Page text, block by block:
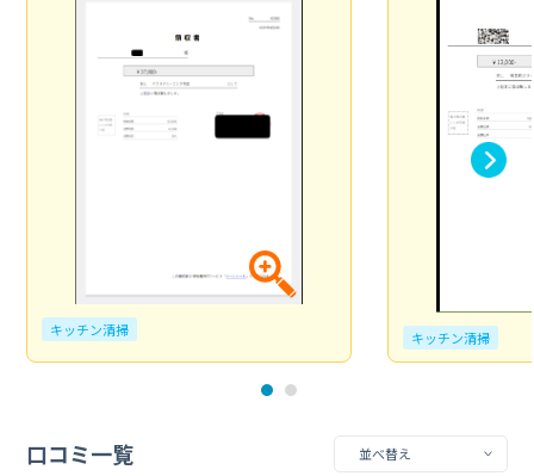
キッチン清掃 キッチン清掃
口コミ一覧